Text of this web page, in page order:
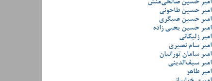
امیر حسین صالحی‌منش
امیر حسین طاحونی
امیر حسین عسگری
امیر حسین یحیی زاده
امیر زلیکانی
امیر سام نصیری
امیر سامان تورانیان
امیر سیف‌الدینی
امیر طاهر